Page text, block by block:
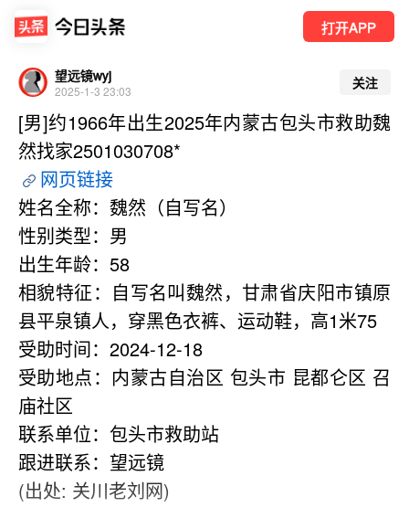
打开APP
望远镜wyj
2025-1-3 23:03 关注
[男]约1966年出生2025年内蒙古包头市救助魏
然找家2501030708*
网页链接
姓名全称：魏然（自写名）
性别类型：男
出生年龄：58
相貌特征：自写名叫魏然，甘肃省庆阳市镇原
县平泉镇人，穿黑色衣裤、运动鞋，高1米75
受助时间：2024-12-18
受助地点：内蒙古自治区 包头市 昆都仑区 召
庙社区
联系单位：包头市救助站
跟进联系：望远镜
(出处: 关川老刘网)